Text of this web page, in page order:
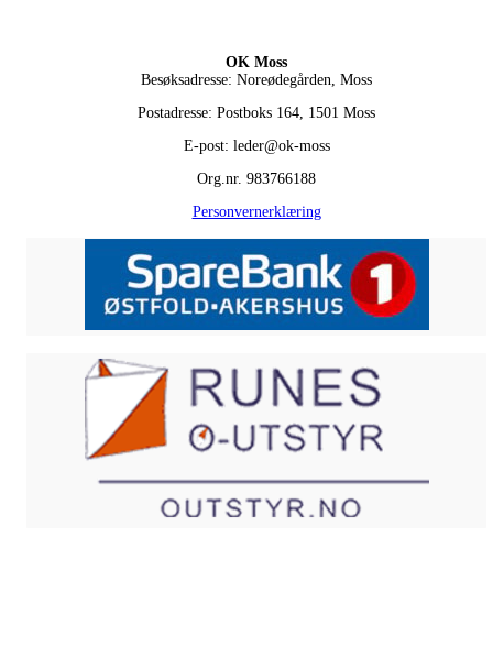
OK Moss
Besøksadresse: Noreødegården, Moss
Postadresse: Postboks 164, 1501 Moss
E-post: leder@ok-moss
Org.nr. 983766188
Personvernerklæring